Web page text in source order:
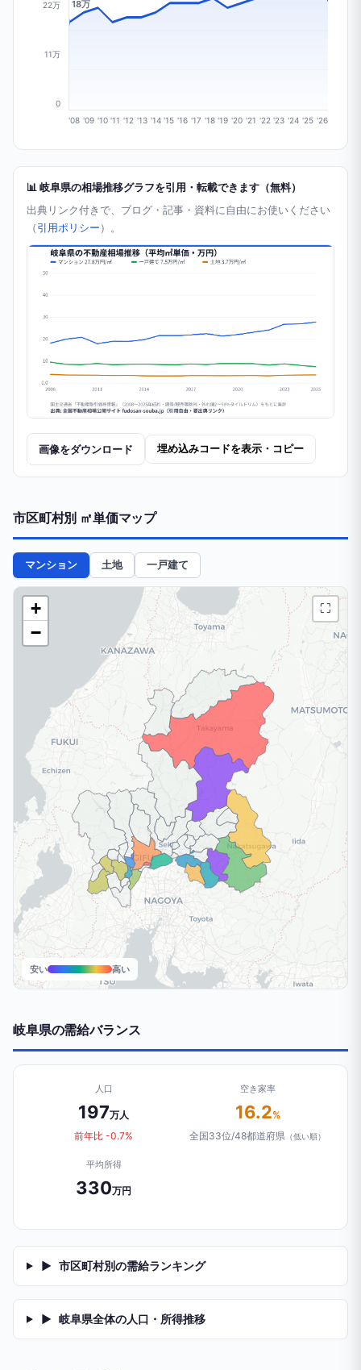
22万
11万
0
18万
'08 '09 '10 '11 '12 '13 '14 '15 '16 '17 '18 '19 '20 '21 '22 '23 '24 '25 '26
📊 岐阜県の相場推移グラフを引用・転載できます（無料）
出典リンク付きで、ブログ・記事・資料に自由にお使いください
（引用ポリシー）。
画像をダウンロード 埋め込みコードを表示・コピー
市区町村別 ㎡単価マップ
マンション 土地 一戸建て
+
−
⛶
安い 高い
岐阜県の需給バランス
人口
197万人
前年比 -0.7%
空き家率
16.2%
全国33位/48都道府県 （低い順）
平均所得
330万円
▶ 市区町村別の需給ランキング
▶ 岐阜県全体の人口・所得推移